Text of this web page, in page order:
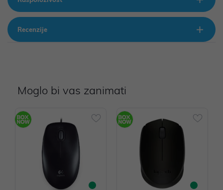
Recenzije
Moglo bi vas zanimati